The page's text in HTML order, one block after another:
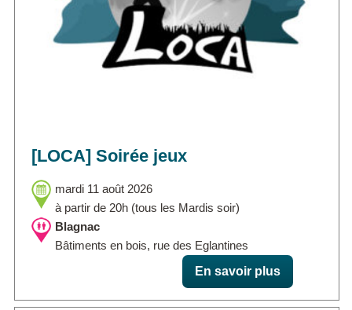
[LOCA] Soirée jeux
mardi 11 août 2026
à partir de 20h (tous les Mardis soir)
Blagnac
Bâtiments en bois, rue des Eglantines
En savoir plus